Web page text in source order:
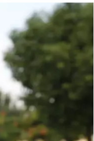
שפטל?
האשימה את הרשות
נגד היו"ר זהבה